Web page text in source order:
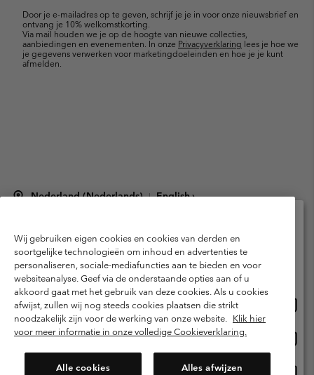
Door je e-mailadres op te geven, schrijf je je in voor onze nieuwsbrief en
ontvang je 10% welkomstkorting.
Via mail houden we je op de hoogte van nieuwe collecties,
aanbiedingen en evenementen. In onze Privacyverklaring lees je hoe we
je gegevens verwerken voor marketingdoeleinden en hoe je je kunt
afmelden.
Nederland (Nederlands) | English ›
Gebruiksvoorwaarden
Verkoopvoorwaarden
Garantie
Privacybeleid
Gebruiksvoorwaarden voor lidmaatschap
Voorwaarden voor door gebruikers gegenereerde inhoud
Impressum
Cookies
Public CBCR
Wij gebruiken eigen cookies en cookies van derden en
soortgelijke technologieën om inhoud en advertenties te
personaliseren, sociale-mediafuncties aan te bieden en voor
websiteanalyse. Geef via de onderstaande opties aan of u
akkoord gaat met het gebruik van deze cookies. Als u cookies
afwijst, zullen wij nog steeds cookies plaatsen die strikt
noodzakelijk zijn voor de werking van onze website. Klik hier
voor meer informatie in onze volledige Cookieverklaring.
Alle cookies
Alles afwijzen
Selecteer je verzendlocatie en taal
Online shoppen beschikbaar
United States
Netherlands-English
Netherlands-Dutch